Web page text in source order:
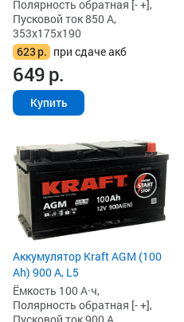
Полярность обратная [- +],
Пусковой ток 850 А,
353x175x190
623р. при сдаче акб
649р.
Купить
Аккумулятор Kraft AGM (100
Ah) 900 А, L5
Ёмкость 100 А·ч,
Полярность обратная [- +],